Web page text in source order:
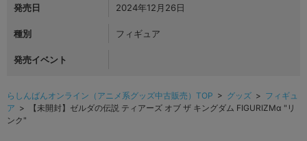
発売日 2024年12月26日
種別 フィギュア
発売イベント
らしんばんオンライン（アニメ系グッズ中古販売）TOP > グッズ > フィギュ
ア > 【未開封】ゼルダの伝説 ティアーズ オブ ザ キングダム FIGURIZMα "リ
ンク"